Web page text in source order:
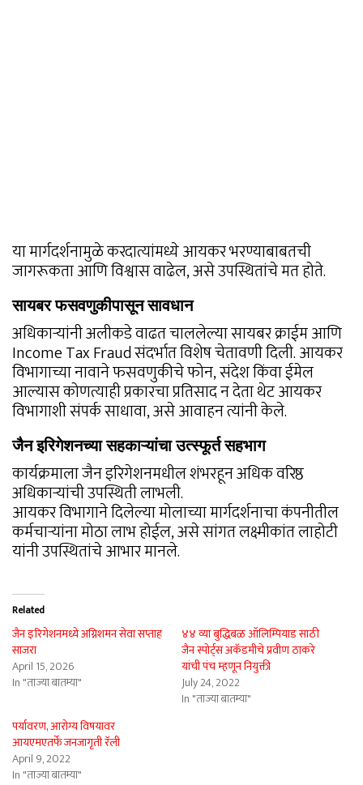
या मार्गदर्शनामुळे करदात्यांमध्ये आयकर भरण्याबाबतची
जागरूकता आणि विश्वास वाढेल, असे उपस्थितांचे मत होते.
सायबर फसवणुकीपासून सावधान
अधिकाऱ्यांनी अलीकडे वाढत चाललेल्या सायबर क्राईम आणि
Income Tax Fraud संदर्भात विशेष चेतावणी दिली. आयकर
विभागाच्या नावाने फसवणुकीचे फोन, संदेश किंवा ईमेल
आल्यास कोणत्याही प्रकारचा प्रतिसाद न देता थेट आयकर
विभागाशी संपर्क साधावा, असे आवाहन त्यांनी केले.
जैन इरिगेशनच्या सहकाऱ्यांचा उत्स्फूर्त सहभाग
कार्यक्रमाला जैन इरिगेशनमधील शंभरहून अधिक वरिष्ठ
अधिकाऱ्यांची उपस्थिती लाभली.
आयकर विभागाने दिलेल्या मोलाच्या मार्गदर्शनाचा कंपनीतील
कर्मचाऱ्यांना मोठा लाभ होईल, असे सांगत लक्ष्मीकांत लाहोटी
यांनी उपस्थितांचे आभार मानले.
Related
जैन इरिगेशनमध्ये अग्निशमन सेवा सप्ताह
साजरा
April 15, 2026
In "ताज्या बातम्या"
४४ व्या बुद्धिबळ ऑलिम्पियाड साठी
जैन स्पोर्ट्स अकॅडमीचे प्रवीण ठाकरे
यांची पंच म्हणून नियुक्ती
July 24, 2022
In "ताज्या बातम्या"
पर्यावरण, आरोग्य विषयावर
आयएमएतर्फे जनजागृती रॅली
April 9, 2022
In "ताज्या बातम्या"